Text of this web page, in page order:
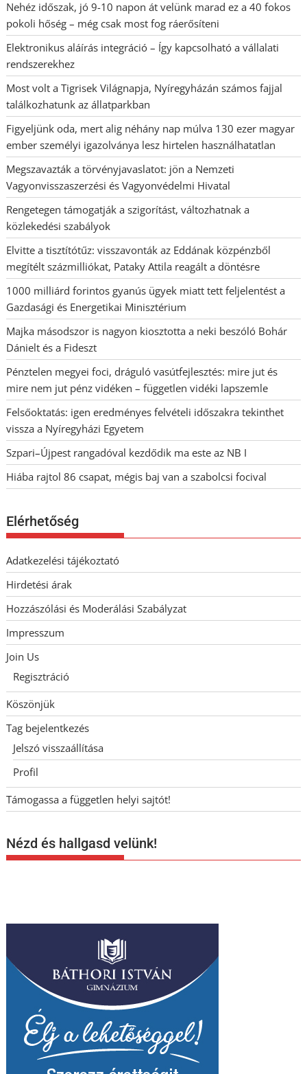
Nehéz időszak, jó 9-10 napon át velünk marad ez a 40 fokos
pokoli hőség – még csak most fog ráerősíteni
Elektronikus aláírás integráció – Így kapcsolható a vállalati
rendszerekhez
Most volt a Tigrisek Világnapja, Nyíregyházán számos fajjal
találkozhatunk az állatparkban
Figyeljünk oda, mert alig néhány nap múlva 130 ezer magyar
ember személyi igazolványa lesz hirtelen használhatatlan
Megszavazták a törvényjavaslatot: jön a Nemzeti
Vagyonvisszaszerzési és Vagyonvédelmi Hivatal
Rengetegen támogatják a szigorítást, változhatnak a
közlekedési szabályok
Elvitte a tisztítótűz: visszavonták az Eddának közpénzből
megítélt százmilliókat, Pataky Attila reagált a döntésre
1000 milliárd forintos gyanús ügyek miatt tett feljelentést a
Gazdasági és Energetikai Minisztérium
Majka másodszor is nagyon kiosztotta a neki beszóló Bohár
Dánielt és a Fideszt
Pénztelen megyei foci, dráguló vasútfejlesztés: mire jut és
mire nem jut pénz vidéken – független vidéki lapszemle
Felsőoktatás: igen eredményes felvételi időszakra tekinthet
vissza a Nyíregyházi Egyetem
Szpari–Újpest rangadóval kezdődik ma este az NB I
Hiába rajtol 86 csapat, mégis baj van a szabolcsi focival
Elérhetőség
Adatkezelési tájékoztató
Hirdetési árak
Hozzászólási és Moderálási Szabályzat
Impresszum
Join Us
Regisztráció
Köszönjük
Tag bejelentkezés
Jelszó visszaállítása
Profil
Támogassa a független helyi sajtót!
Nézd és hallgasd velünk!